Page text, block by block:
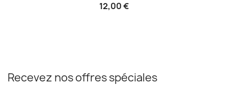
12,00 €
Recevez nos offres spéciales